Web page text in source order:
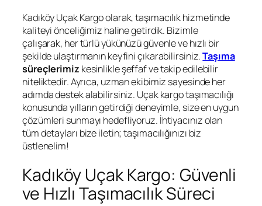
Kadıköy Uçak Kargo olarak, taşımacılık hizmetinde
kaliteyi önceliğimiz haline getirdik. Bizimle
çalışarak, her türlü yükünüzü güvenle ve hızlı bir
şekilde ulaştırmanın keyfini çıkarabilirsiniz.Taşıma
süreçlerimiz kesinlikle şeffaf ve takip edilebilir
niteliktedir. Ayrıca, uzman ekibimiz sayesinde her
adımda destek alabilirsiniz. Uçak kargo taşımacılığı
konusunda yılların getirdiği deneyimle, size en uygun
çözümleri sunmayı hedefliyoruz. İhtiyacınız olan
tüm detayları bize iletin; taşımacılığınızı biz
üstlenelim!
Kadıköy Uçak Kargo: Güvenli
ve Hızlı Taşımacılık Süreci